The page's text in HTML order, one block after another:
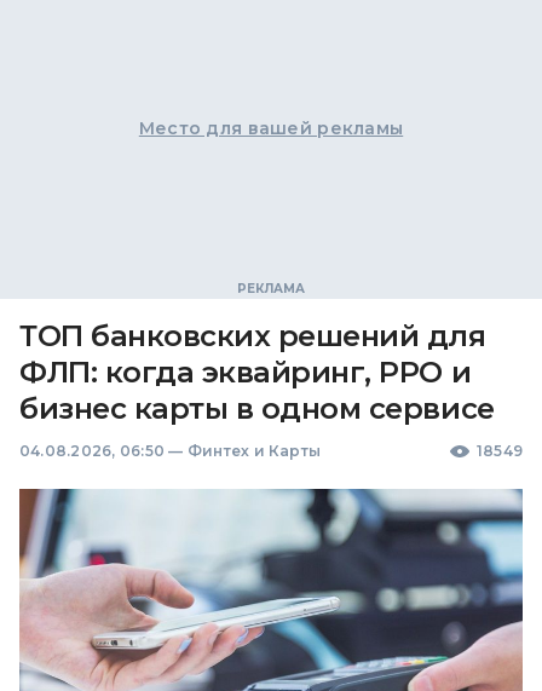
Место для вашей рекламы
ТОП банковских решений для
ФЛП: когда эквайринг, РРО и
бизнес карты в одном сервисе
04.08.2026, 06:50 — Финтех и Карты 18549